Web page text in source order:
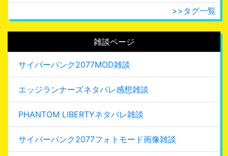
>>タグ一覧
雑談ページ
サイバーパンク2077MOD雑談
エッジランナーズネタバレ感想雑談
PHANTOM LIBERTYネタバレ雑談
サイバーパンク2077フォトモード画像雑談